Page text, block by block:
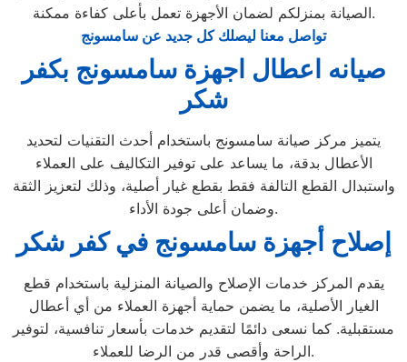
الصيانة بمنزلكم لضمان الأجهزة تعمل بأعلى كفاءة ممكنة.
تواصل معنا ليصلك كل جديد عن سامسونج
صيانه اعطال اجهزة سامسونج بكفر
شكر
يتميز مركز صيانة سامسونج باستخدام أحدث التقنيات لتحديد
الأعطال بدقة، ما يساعد على توفير التكاليف على العملاء
واستبدال القطع التالفة فقط بقطع غيار أصلية، وذلك لتعزيز الثقة
وضمان أعلى جودة الأداء.
إصلاح أجهزة سامسونج في كفر شكر
يقدم المركز خدمات الإصلاح والصيانة المنزلية باستخدام قطع
الغيار الأصلية، ما يضمن حماية أجهزة العملاء من أي أعطال
مستقبلية. كما نسعى دائمًا لتقديم خدمات بأسعار تنافسية، لتوفير
الراحة وأقصى قدر من الرضا للعملاء.